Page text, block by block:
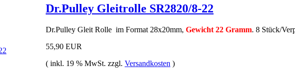
Dr.Pulley Gleitrolle SR2820/8-22
Dr.Pulley Gleit Rolle im Format 28x20mm, Gewicht 22 Gramm. 8 Stück/
55,90 EUR
( inkl. 19 % MwSt. zzgl. Versandkosten )